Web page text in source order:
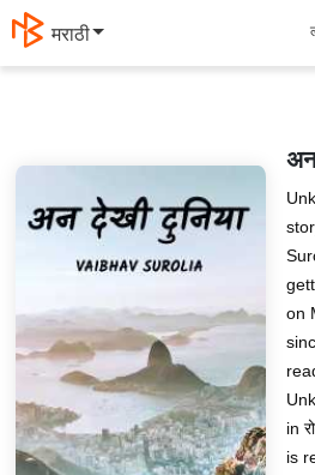
मराठी
अन
on
in
is